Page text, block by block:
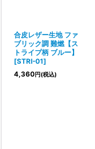
合皮レザー生地 ファ
ブリック調 難燃【ス
トライプ柄 ブルー】
[STRI-01]
4,360円(税込)